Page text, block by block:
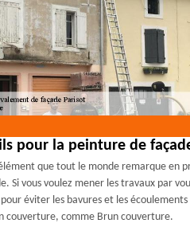
pour la peinture de
que tout le monde remarque
Si vous voulez mener les travaux par
éviter les bavures et les
couverture, comme Brun couverture.